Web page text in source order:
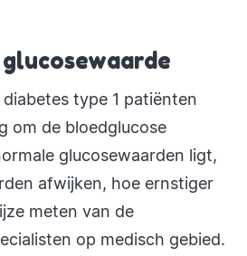
type 1 patiënten
om de bloedglucose
glucosewaarden ligt,
afwijken, hoe ernstiger
meten van de
op medisch gebied.